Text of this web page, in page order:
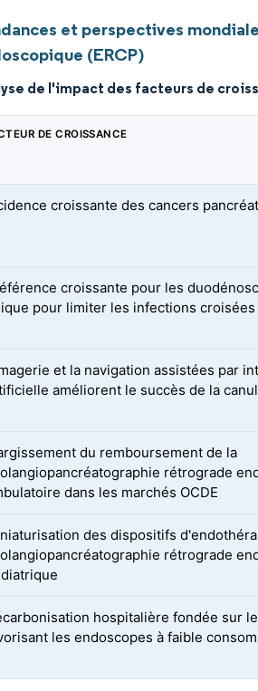
et perspectives
(ERCP)
de l'impact des facteurs de
DE CROISSANCE
croissante des cancers
croissante pour les
pour limiter les infections croisées
et la navigation assistées par
améliorent le succès de la
du remboursement de la
rétrograde
dans les marchés OCDE
des dispositifs
rétrograde
hospitalière fondée sur
les endoscopes à faible